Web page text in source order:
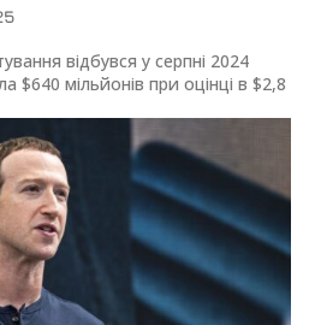
відбувся у серпні 2024
$640 мільйонів при оцінці в $2,8